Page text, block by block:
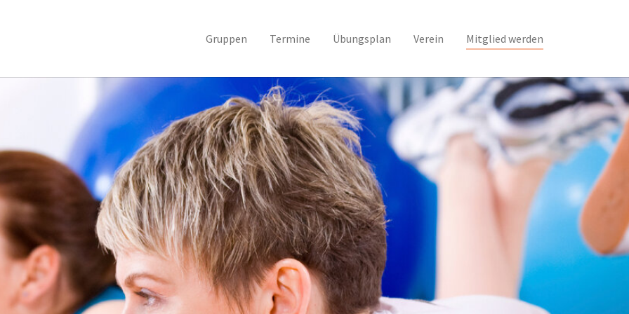
Gruppen Termine Übungsplan Verein Mitglied werden